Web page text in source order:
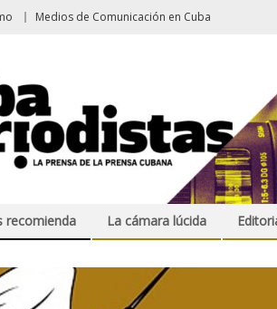
Medios de Comunicación en Cuba
recomienda La cámara lúcida